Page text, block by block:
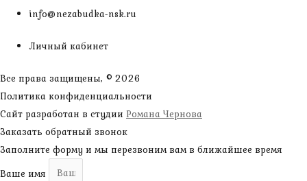
info@nezabudka-nsk.ru
Личный кабинет
Все права защищены, © 2026
Политика конфиденциальности
Сайт разработан в студии Романа Чернова
Заказать обратный звонок
Заполните форму и мы перезвоним вам в ближайшее время
Ваше имя